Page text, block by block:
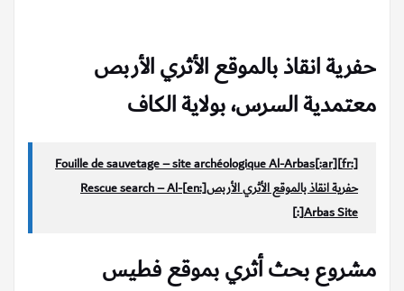
حفرية انقاذ بالموقع الأثري الأربص
معتمدية السرس، بولاية الكاف
[:fr]Fouille de sauvetage – site archéologique Al-Arbas[:ar]
حفرية انقاذ بالموقع الأثري الأربص[:en]Rescue search – Al-
Arbas Site[:]
مشروع بحث أثري بموقع فطيس